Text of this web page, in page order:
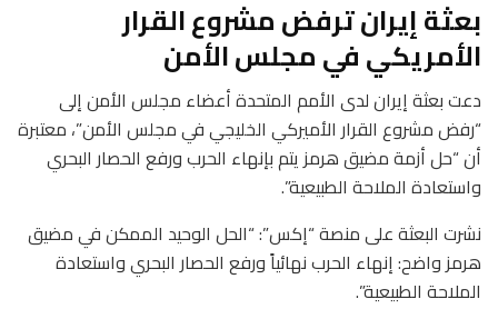
بعثة إيران ترفض مشروع القرار
الأمريكي في مجلس الأمن
دعت بعثة إيران لدى الأمم المتحدة أعضاء مجلس الأمن إلى
“رفض مشروع القرار الأميركي الخليجي في مجلس الأمن”، معتبرة
أن “حل أزمة مضيق هرمز يتم بإنهاء الحرب ورفع الحصار البحري
واستعادة الملاحة الطبيعية”.
نشرت البعثة على منصة “إكس”: “الحل الوحيد الممكن في مضيق
هرمز واضح: إنهاء الحرب نهائياً ورفع الحصار البحري واستعادة
الملاحة الطبيعية”.